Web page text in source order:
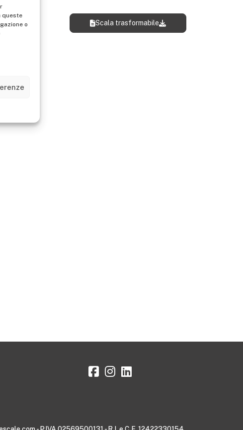
Scala trasformabile